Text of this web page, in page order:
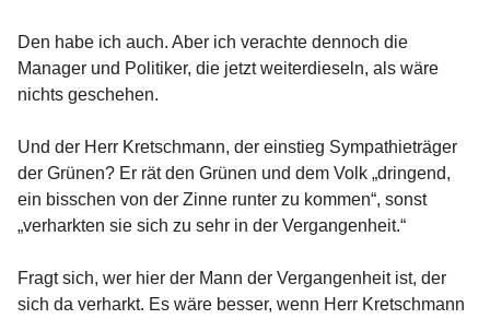
Den habe ich auch. Aber ich verachte dennoch die
Manager und Politiker, die jetzt weiterdieseln, als wäre
nichts geschehen.
Und der Herr Kretschmann, der einstieg Sympathieträger
der Grünen? Er rät den Grünen und dem Volk „dringend,
ein bisschen von der Zinne runter zu kommen“, sonst
„verharkten sie sich zu sehr in der Vergangenheit.“
Fragt sich, wer hier der Mann der Vergangenheit ist, der
sich da verharkt. Es wäre besser, wenn Herr Kretschmann